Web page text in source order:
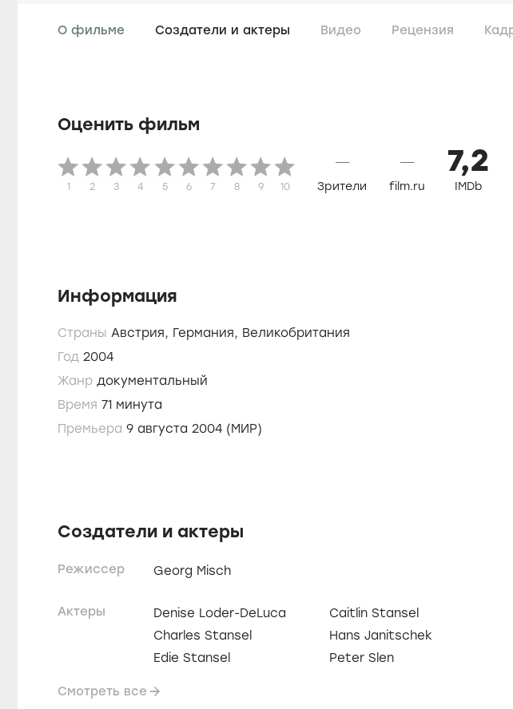
О фильме Создатели и актеры Видео Рецензия
Оценить фильм
1 2 3 4 5 6 7 8 9 10
—
Зрители
—
film.ru
7,2
IMDb
Информация
Страны Австрия, Германия, Великобритания
Год 2004
Жанр документальный
Время
71 минута
Премьера 9 августа 2004 (МИР)
Создатели и актеры
Режиссер Georg Misch
Актеры
Denise Loder-DeLuca
Charles Stansel
Edie Stansel
Caitlin Stansel
Hans Janitschek
Peter Slen
Смотреть все